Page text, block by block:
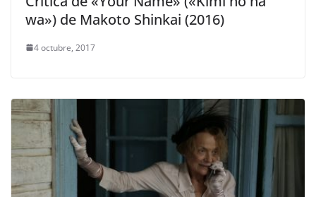
wa») de Makoto Shinkai (2016)
4 octubre, 2017